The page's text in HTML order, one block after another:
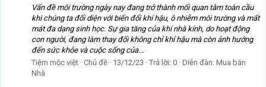
Vấn đề môi trường ngày nay đang trở thành mối quan tâm toàn cầu
khi chúng ta đối diện với biến đổi khí hậu, ô nhiễm môi trường và mất
mát đa dạng sinh học. Sự gia tăng của khí nhà kính, do hoạt động
con người, đang làm thay đổi không chỉ khí hậu mà còn ảnh hưởng
đến sức khỏe và cuộc sống của...
Tiệm mộc việt Chủ đề 13/12/23 Trả lời: 0 Diễn đàn: Mua bán
Nhà